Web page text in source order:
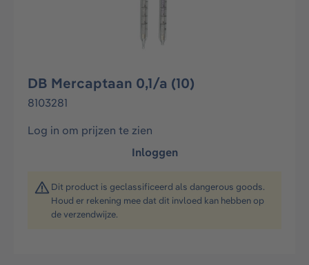
DB Mercaptaan 0,1/a (10)
8103281
Log in om prijzen te zien
Inloggen
Dit product is geclassificeerd als dangerous goods.
Houd er rekening mee dat dit invloed kan hebben op
de verzendwijze.